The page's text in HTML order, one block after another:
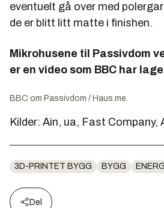
eventuelt gå over med
de er blitt litt matte i finishen.
Mikrohusene til Passivdom
er en video som BBC har
BBC om Passivdom / Haus.me.
Kilder: Ain, ua, Fast Company,
3D-PRINTET BYGG BYGG ENERGI
Del